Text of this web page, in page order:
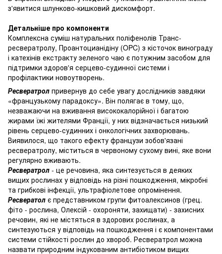
з'явитися шлунково-кишковий дискомфорт.
Детальніше про компоненти
Комплексна суміш натуральних поліфенолів Транс-
ресвератролу, Проантоцианідіну (OPC) з кісточок винограду
і катехінів екстракту зеленого чаю є потужним засобом для
підтримки здоров'я серцево-судинної системи і
профілактики новоутворень.
Ресвератрол привернув до себе увагу дослідників завдяки
«французькому парадоксу». Він полягає в тому, що,
незважаючи на вживання висококалорійної і багатою
жирами їжі жителями Франції, у них відзначається низький
рівень серцево-судинних і онкологічних захворювань.
Виявилося, що такого ефекту французи зобов'язані
ресвератролу, міститься в червоному сухому вині, яке вони
регулярно вживають.
Ресвератрол - це речовина, яка синтезується в деяких
вищих рослинах у відповідь на різні пошкодження, мікробні
та грибкові інфекції, ультрафіолетове опромінення.
Ресвератол є представником групи фитоалексинов (грец.
фіто - рослина, Олексій - охороняти, захищати) - захисних
речовин, які не містяться в здорових рослинах, а
синтезуються у відповідь на пошкодження і є компонентами
системи стійкості рослин до хвороб. Ресвератрол можна
назвати природним індукованим антибіотиком вищих